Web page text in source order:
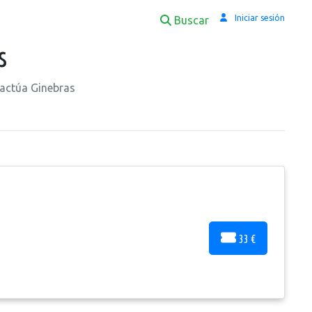
Buscar Iniciar sesión
Ginebras
33 €